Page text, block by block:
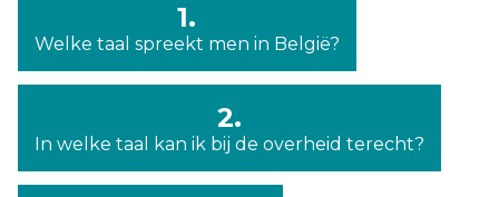
1.
Welke taal spreekt men in België?
2.
In welke taal kan ik bij de overheid terecht?